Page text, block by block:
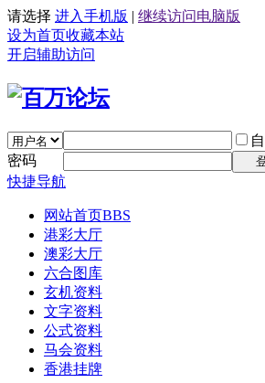
请选择 进入手机版 | 继续访问电脑版
设为首页收藏本站
开启辅助访问
密码
快捷导航
网站首页BBS
港彩大厅
澳彩大厅
六合图库
玄机资料
文字资料
公式资料
马会资料
香港挂牌